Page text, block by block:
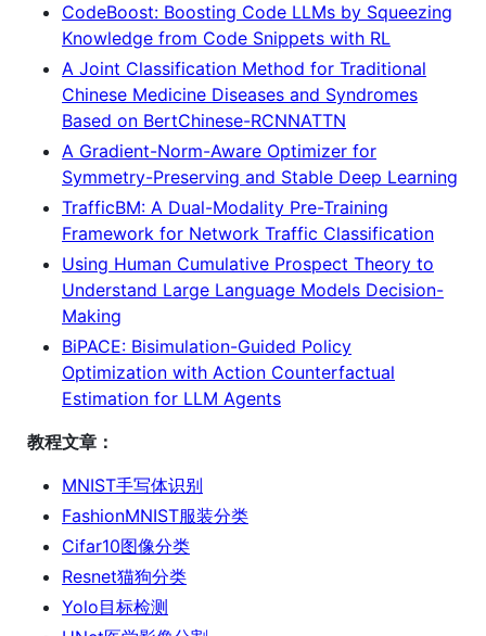
CodeBoost: Boosting Code LLMs by Squeezing
Knowledge from Code Snippets with RL
A Joint Classification Method for Traditional
Chinese Medicine Diseases and Syndromes
Based on BertChinese-RCNNATTN
A Gradient-Norm-Aware Optimizer for
Symmetry-Preserving and Stable Deep Learning
TrafficBM: A Dual-Modality Pre-Training
Framework for Network Traffic Classification
Using Human Cumulative Prospect Theory to
Understand Large Language Models Decision-
Making
BiPACE: Bisimulation-Guided Policy
Optimization with Action Counterfactual
Estimation for LLM Agents
教程文章：
MNIST手写体识别
FashionMNIST服装分类
Cifar10图像分类
Resnet猫狗分类
Yolo目标检测